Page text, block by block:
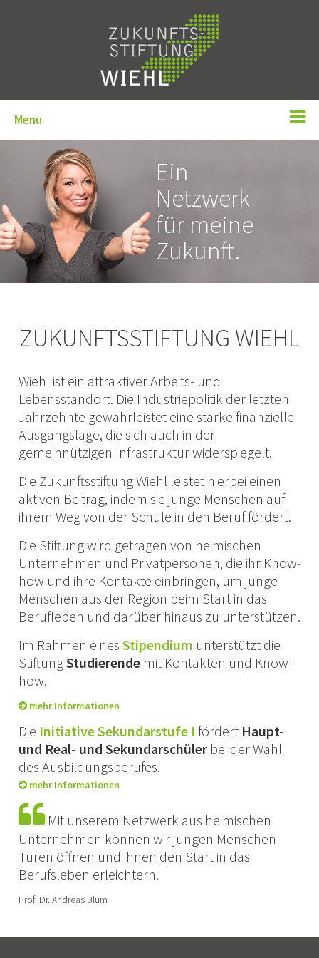
Menu
Ein
Netzwerk
für meine
Zukunft.
ZUKUNFTSSTIFTUNG WIEHL
Wiehl ist ein attraktiver Arbeits- und
Lebensstandort. Die Industriepolitik der letzten
Jahrzehnte gewährleistet eine starke finanzielle
Ausgangslage, die sich auch in der
gemeinnützigen Infrastruktur widerspiegelt.
Die Zukunftsstiftung Wiehl leistet hierbei einen
aktiven Beitrag, indem sie junge Menschen auf
ihrem Weg von der Schule in den Beruf fördert.
Die Stiftung wird getragen von heimischen
Unternehmen und Privatpersonen, die ihr Know-
how und ihre Kontakte einbringen, um junge
Menschen aus der Region beim Start in das
Berufleben und darüber hinaus zu unterstützen.
Im Rahmen eines Stipendium unterstützt die
StiftungStudierendemit Kontakten und Know-
how.
mehr Informationen
Die Initiative Sekundarstufe I fördert Haupt-
und Real- und Sekundarschülerbei der Wahl
des Ausbildungsberufes.
mehr Informationen
Mit unserem Netzwerk aus heimischen
Unternehmen können wir jungen Menschen
Türen öffnen und ihnen den Start in das
Berufsleben erleichtern.
Prof. Dr. Andreas Blum